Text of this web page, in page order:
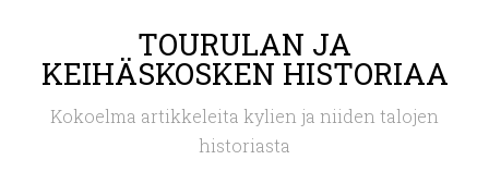
sisältöön
TOURULAN JA
KEIHÄSKOSKEN HISTORIAA
Kokoelma artikkeleita kylien ja niiden talojen
historiasta